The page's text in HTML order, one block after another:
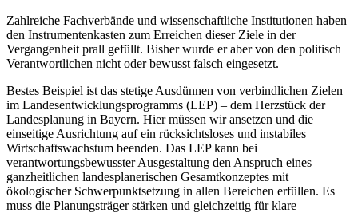
Zahlreiche Fachverbände und wissenschaftliche Institutionen haben
den Instrumentenkasten zum Erreichen dieser Ziele in der
Vergangenheit prall gefüllt. Bisher wurde er aber von den politisch
Verantwortlichen nicht oder bewusst falsch eingesetzt.
Bestes Beispiel ist das stetige Ausdünnen von verbindlichen Zielen
im Landesentwicklungsprogramms (LEP) – dem Herzstück der
Landesplanung in Bayern. Hier müssen wir ansetzen und die
einseitige Ausrichtung auf ein rücksichtsloses und instabiles
Wirtschaftswachstum beenden. Das LEP kann bei
verantwortungsbewusster Ausgestaltung den Anspruch eines
ganzheitlichen landesplanerischen Gesamtkonzeptes mit
ökologischer Schwerpunktsetzung in allen Bereichen erfüllen. Es
muss die Planungsträger stärken und gleichzeitig für klare